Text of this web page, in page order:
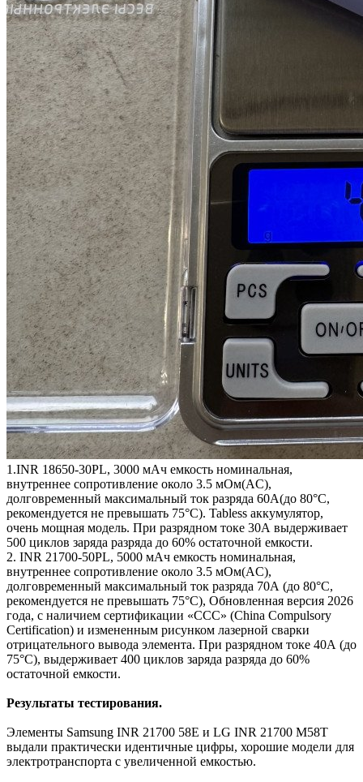
1.INR 18650-30PL, 3000 мАч емкость номинальная,
внутреннее сопротивление около 3.5 мОм(AC),
долговременный максимальный ток разряда 60А(до 80°C,
рекомендуется не превышать 75°C). Tabless аккумулятор,
очень мощная модель. При разрядном токе 30А выдерживает
500 циклов заряда разряда до 60% остаточной емкости.
2. INR 21700-50PL, 5000 мАч емкость номинальная,
внутреннее сопротивление около 3.5 мОм(AC),
долговременный максимальный ток разряда 70А (до 80°C,
рекомендуется не превышать 75°C), Обновленная версия 2026
года, с наличием сертификации «CCC» (China Compulsory
Certification) и измененным рисунком лазерной сварки
отрицательного вывода элемента. При разрядном токе 40А (до
75°C), выдерживает 400 циклов заряда разряда до 60%
остаточной емкости.
Результаты тестирования.
Элементы Samsung INR 21700 58E и LG INR 21700 M58T
выдали практически идентичные цифры, хорошие модели для
электротранспорта с увеличенной емкостью.